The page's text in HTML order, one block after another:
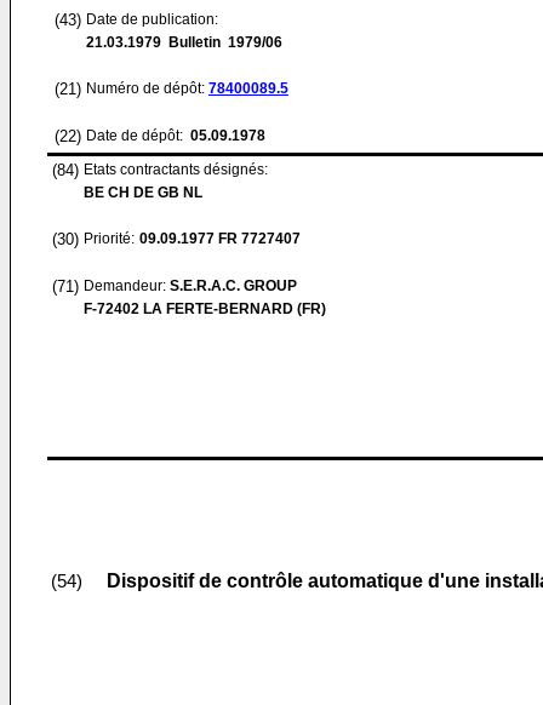
(43) Date de publication:
21.03.1979 Bulletin 1979/06
(21) Numéro de dépôt: 78400089.5
(22) Date de dépôt: 05.09.1978
(84) Etats contractants désignés:
BE CH DE GB NL
(30) Priorité: 09.09.1977 FR 7727407
(71) Demandeur: S.E.R.A.C. GROUP
F-72402 LA FERTE-BERNARD (FR)
(54) Dispositif de contrôle automatique d'une